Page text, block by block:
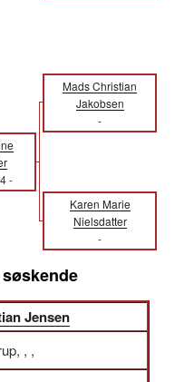
Mads Christian
Jakobsen
-
-
Karen Marie
Nielsdatter
-
Jensen
, ,